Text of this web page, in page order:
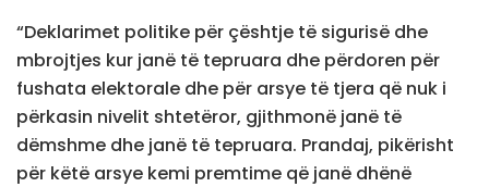
“Deklarimet politike për çështje të sigurisë dhe
mbrojtjes kur janë të tepruara dhe përdoren për
fushata elektorale dhe për arsye të tjera që nuk i
përkasin nivelit shtetëror, gjithmonë janë të
dëmshme dhe janë të tepruara. Prandaj, pikërisht
për këtë arsye kemi premtime që janë dhënë